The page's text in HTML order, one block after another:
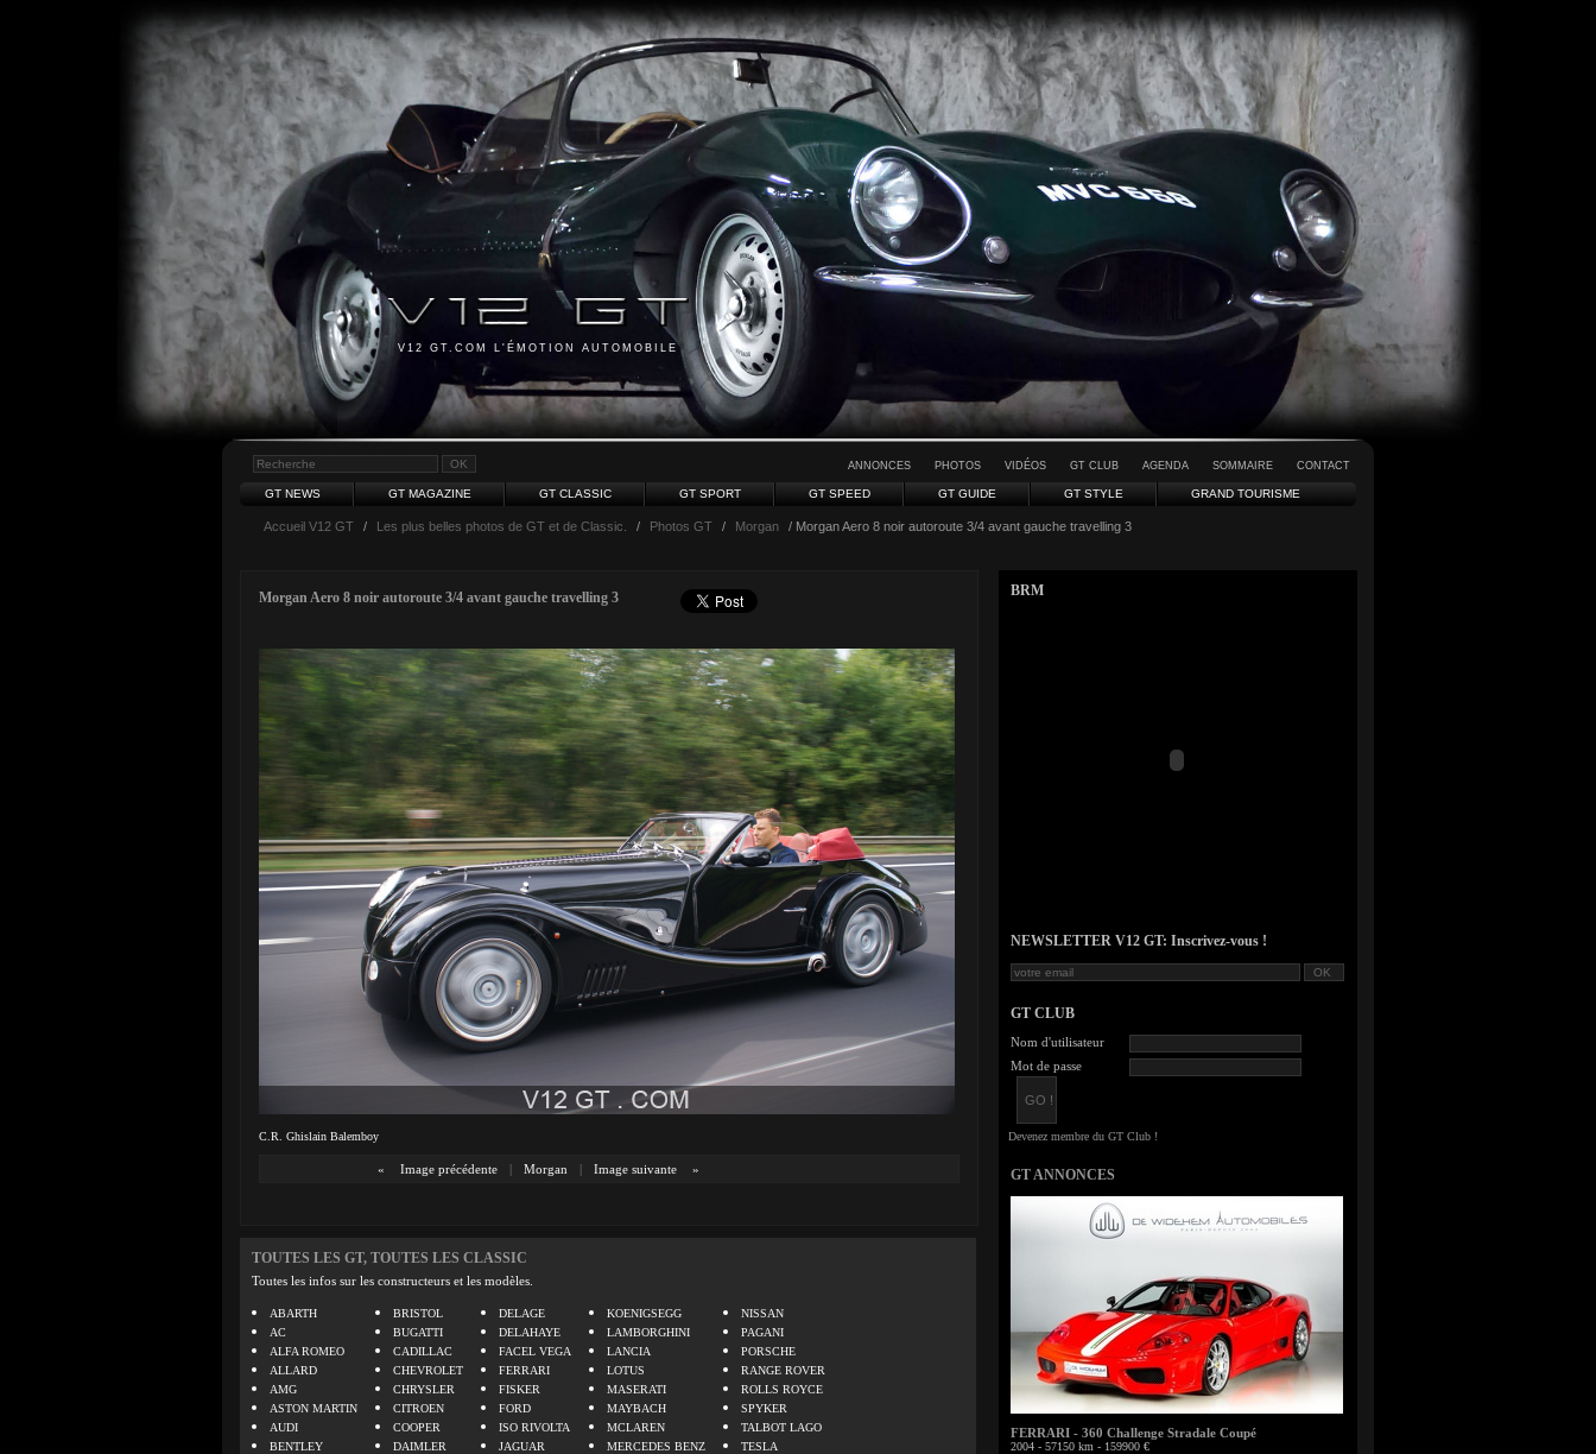
V12 GT.COM L'ÉMOTION AUTOMOBILE
ANNONCES PHOTOS VIDÉOS GT CLUB AGENDA SOMMAIRE CONTACT
GT NEWS GT MAGAZINE GT CLASSIC GT SPORT GT SPEED GT GUIDE GT STYLE GRAND TOURISME
Accueil V12 GT / Les plus belles photos de GT et de Classic. / Photos GT / Morgan / Morgan Aero 8 noir autoroute 3/4 avant gauche travelling 3
Morgan Aero 8 noir autoroute 3/4 avant gauche travelling 3
C.R. Ghislain Balemboy
« Image précédente | Morgan | Image suivante »
TOUTES LES GT, TOUTES LES CLASSIC
Toutes les infos sur les constructeurs et les modèles.
ABARTH
AC
ALFA ROMEO
ALLARD
AMG
ASTON MARTIN
AUDI
BENTLEY
BRISTOL
BUGATTI
CADILLAC
CHEVROLET
CHRYSLER
CITROEN
COOPER
DAIMLER
DELAGE
DELAHAYE
FACEL VEGA
FERRARI
FISKER
FORD
ISO RIVOLTA
JAGUAR
KOENIGSEGG
LAMBORGHINI
LANCIA
LOTUS
MASERATI
MAYBACH
MCLAREN
MERCEDES BENZ
NISSAN
PAGANI
PORSCHE
RANGE ROVER
ROLLS ROYCE
SPYKER
TALBOT LAGO
TESLA
BRM
NEWSLETTER V12 GT: Inscrivez-vous !
GT CLUB
Nom d'utilisateur
Mot de passe
GT ANNONCES
FERRARI - 360 Challenge Stradale Coupé
2004 - 57150 km - 159900 €